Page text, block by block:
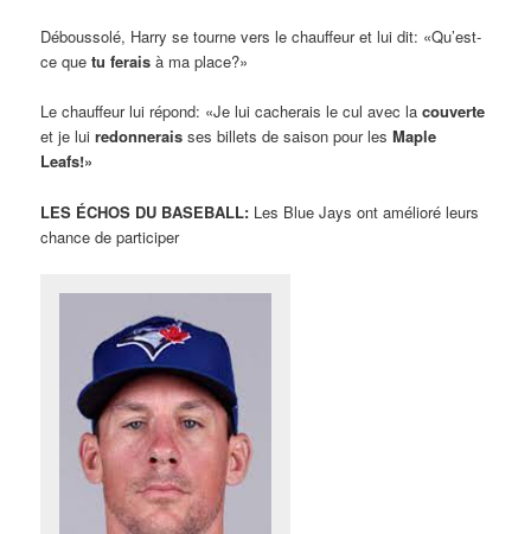
Déboussolé, Harry se tourne vers le chauffeur et lui dit: «Qu’est-
ce quetu ferais à ma place?»
Le chauffeur lui répond: «Je lui cacherais le cul avec lacouverte
et je luiredonnerais ses billets de saison pour lesMaple
Leafs!»
LES ÉCHOS DU BASEBALL: Les Blue Jays ont amélioré leurs
chance de participer